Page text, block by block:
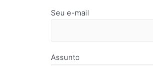
Seu e-mail
Assunto